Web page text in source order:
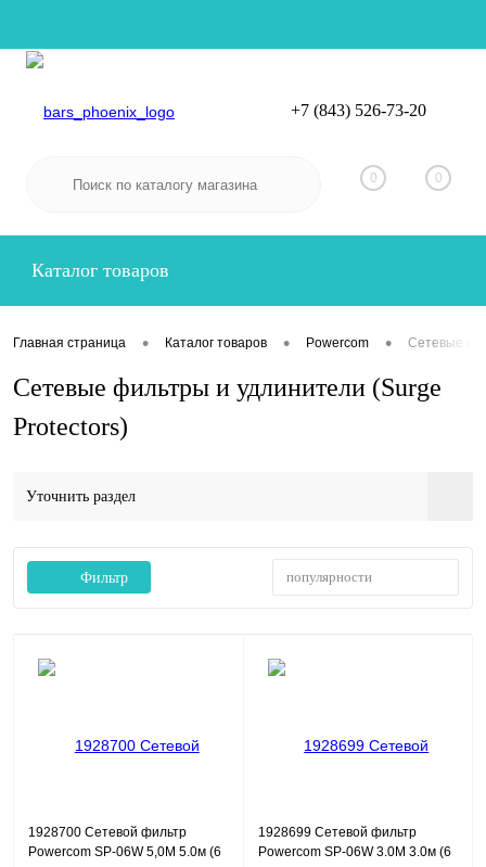
Вход
+7 (843) 526-73-20
0 0
Каталог товаров
Главная страница • Каталог товаров • Powercom • Сетевые
Сетевые фильтры и удлинители (Surge
Protectors)
Уточнить раздел
Фильтр популярности
1928700 Сетевой фильтр
Powercom SP-06W 5,0М 5.0м (6
1928699 Сетевой фильтр
Powercom SP-06W 3.0М 3.0м (6